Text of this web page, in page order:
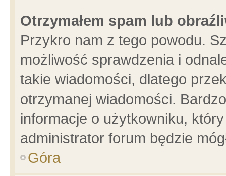
Otrzymałem spam lub
Przykro nam z tego powodu.
możliwość sprawdzenia i
takie wiadomości, dlatego
otrzymanej wiadomości.
informacje o użytkowniku,
administrator forum będzie
Góra